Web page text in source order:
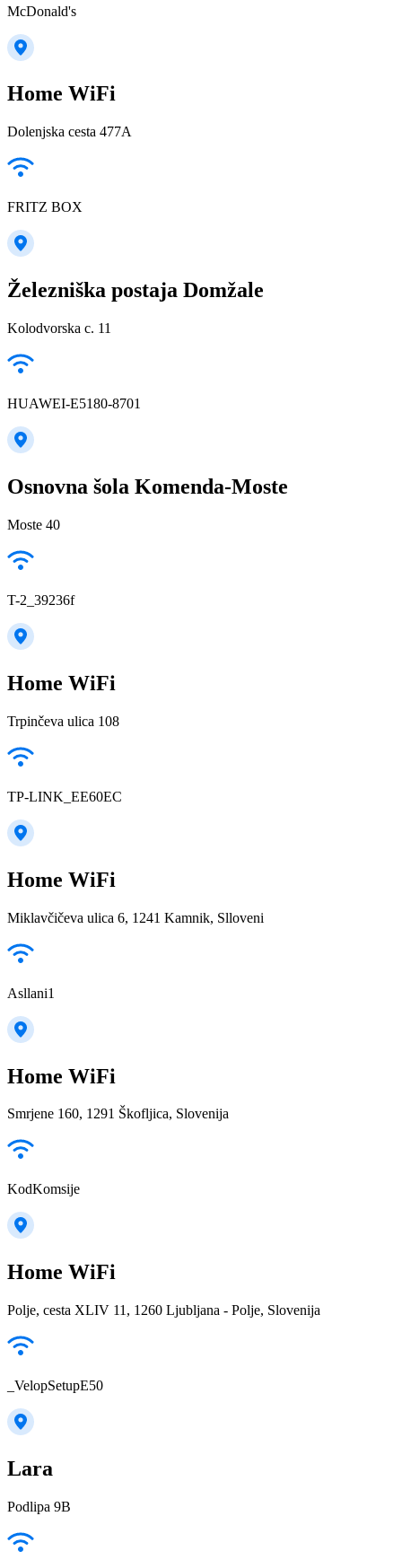
McDonald's
Home WiFi
Dolenjska cesta 477A
FRITZ BOX
Železniška postaja Domžale
Kolodvorska c. 11
HUAWEI-E5180-8701
Osnovna šola Komenda-Moste
Moste 40
T-2_39236f
Home WiFi
Trpinčeva ulica 108
TP-LINK_EE60EC
Home WiFi
Miklavčičeva ulica 6, 1241 Kamnik, Slloveni
Asllani1
Home WiFi
Smrjene 160, 1291 Škofljica, Slovenija
KodKomsije
Home WiFi
Polje, cesta XLIV 11, 1260 Ljubljana - Polje, Slovenija
_VelopSetupE50
Lara
Podlipa 9B